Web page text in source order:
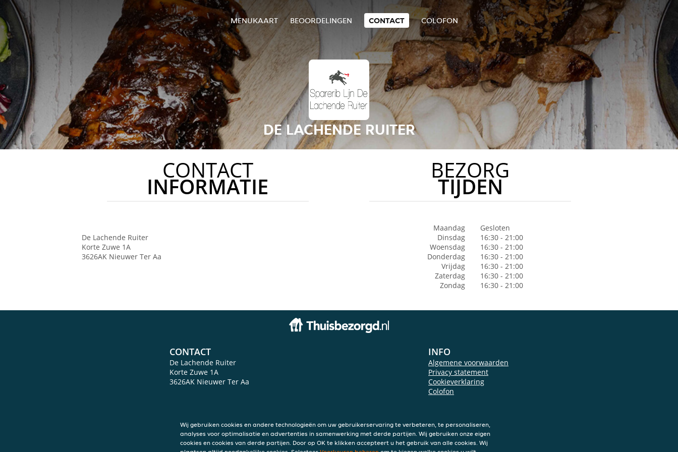
MENUKAART BEOORDELINGEN CONTACT COLOFON
DE LACHENDE RUITER
CONTACT
INFORMATIE
De Lachende Ruiter
Korte Zuwe 1A
3626AK Nieuwer Ter Aa
BEZORG
TIJDEN
Maandag
Gesloten
Dinsdag
16:30 - 21:00
Woensdag
16:30 - 21:00
Donderdag
16:30 - 21:00
Vrijdag
16:30 - 21:00
Zaterdag
16:30 - 21:00
Zondag
16:30 - 21:00
CONTACT
De Lachende Ruiter
Korte Zuwe 1A
3626AK Nieuwer Ter Aa
INFO
Algemene voorwaarden
Privacy statement
Cookieverklaring
Colofon
Wij gebruiken cookies en andere technologieën om uw gebruikerservaring te verbeteren, te personaliseren,
analyses voor optimalisatie en advertenties in samenwerking met derde partijen. Wij gebruiken onze eigen
cookies en cookies van derde partijen. Door op OK te klikken accepteert u het gebruik van alle cookies. Wij